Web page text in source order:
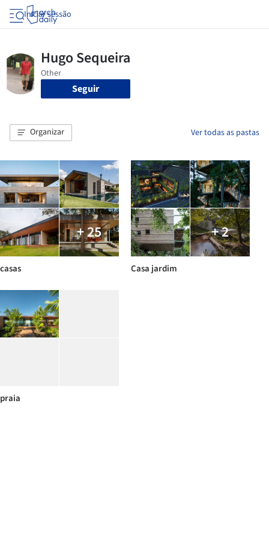
Iniciar sessão
Seguir
Organizar Ver todas as pastas
+ 25
casas
+ 2
Casa jardim
praia